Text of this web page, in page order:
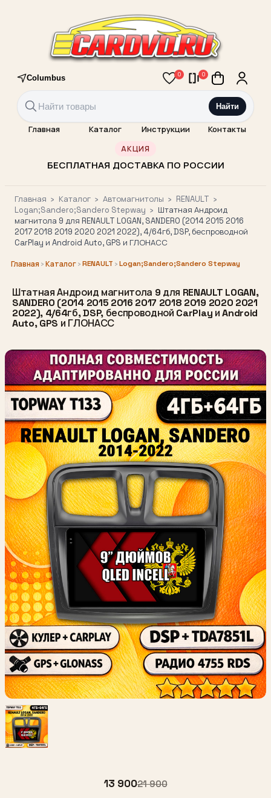
Columbus 0 0
Найти
Главная Каталог Инструкции Контакты
АКЦИЯ
БЕСПЛАТНАЯ ДОСТАВКА ПО РОССИИ
Главная › Каталог › Автомагнитолы › RENAULT ›
Logan;Sandero;Sandero Stepway › Штатная Андроид
магнитола 9 для RENAULT LOGAN, SANDERO (2014 2015 2016
2017 2018 2019 2020 2021 2022), 4/64гб, DSP, беспроводной
CarPlay и Android Auto, GPS и ГЛОНАСС
Главная ›Каталог›RENAULT ›Logan;Sandero;Sandero Stepway
Штатная Андроид магнитола 9 для RENAULT LOGAN,
SANDERO (2014 2015 2016 2017 2018 2019 2020 2021
2022), 4/64гб, DSP, беспроводной CarPlay и Android
Auto, GPS и ГЛОНАСС
13 90021 900